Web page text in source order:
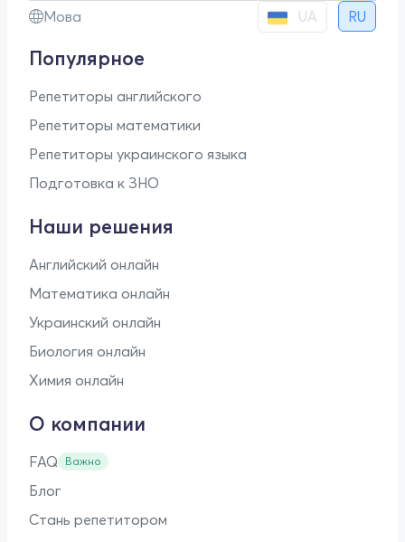
Мова
UA RU
Популярное
Репетиторы английского
Репетиторы математики
Репетиторы украинского языка
Подготовка к ЗНО
Наши решения
Английский онлайн
Математика онлайн
Украинский онлайн
Биология онлайн
Химия онлайн
О компании
FAQ Важно
Блог
Стань репетитором